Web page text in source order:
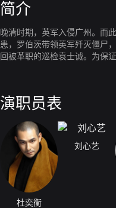
简介
晚清时期，英军入侵广州。而
患，罗伯茨带领英军歼灭僵尸
回被革职的巡检袁士诚。为保
演职员表
杜奕衡
刘心艺